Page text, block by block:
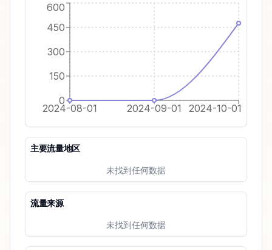
2024-08-01 2024-09-01 2024-10-01
0
150
300
450
600
主要流量地区
未找到任何数据
流量来源
未找到任何数据